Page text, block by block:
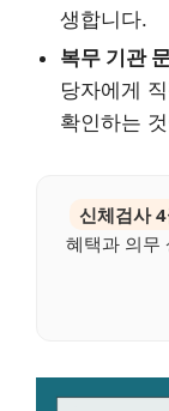
생합니다.
복무 기관
당자에게
확인하는
신체검사
혜택과 의무